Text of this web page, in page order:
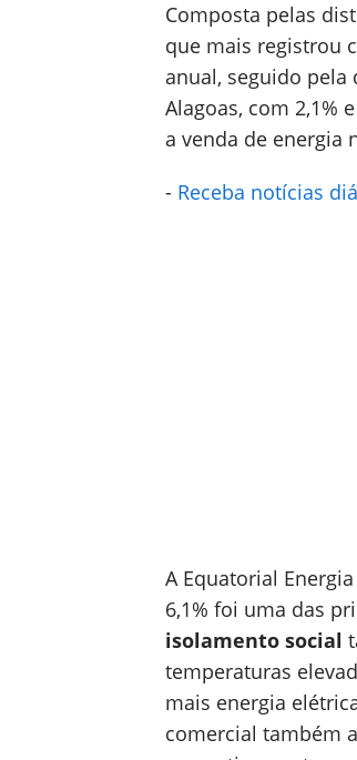
Composta pelas
que mais registrou
anual, seguido pela
Alagoas, com 2,1%
a venda de energia
- Receba notícias
A Equatorial
6,1% foi uma das
isolamento social
temperaturas
mais energia
comercial também